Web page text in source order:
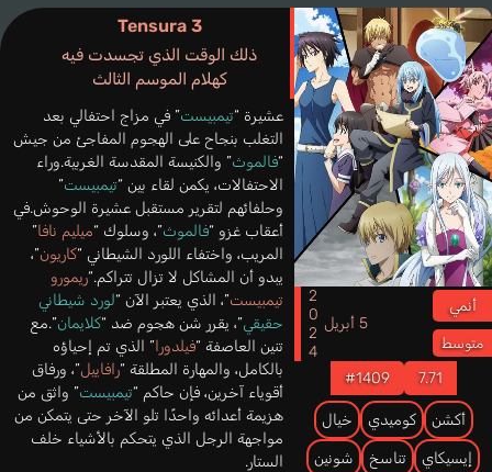
Tensura 3
ذلك الوقت الذي تجسدت فيه
كهلام الموسم الثالث
أنمي
متوسط
5 أبريل 2024
7.71
#1409
أكشن كوميدي خيال
إيسيكاي تناسخ شونين
عشيرة “تيمبيست” في مزاج احتفالي بعد
التغلب بنجاح على الهجوم المفاجئ من جيش
“فالموث” والكنيسة المقدسة الغربية.وراء
الاحتفالات، يكمن لقاء بين “تيمبيست”
وحلفائهم لتقرير مستقبل عشيرة الوحوش.في
أعقاب غزو “فالموث”، وسلوك “ميليم نافا”
المريب، واختفاء اللورد الشيطاني “كاريون”،
يبدو أن المشاكل لا تزال تتراكم.“ريمورو
تيمبيست”، الذي يعتبر الآن “لورد شيطاني
حقيقي”، يقرر شن هجوم ضد “كلايمان”.مع
تنين العاصفة “فيلدورا” الذي تم إحياؤه
بالكامل، والمهارة المطلقة “رافاييل”، ورفاق
أقوياء آخرين، فإن حاكم “تيمبيست” واثق من
هزيمة أعدائه واحدًا تلو الآخر حتى يتمكن من
مواجهة الرجل الذي يتحكم بالأشياء خلف
الستار.